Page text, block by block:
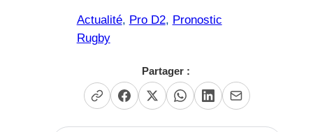
Actualité, Pro D2, Pronostic
Rugby
Partager :